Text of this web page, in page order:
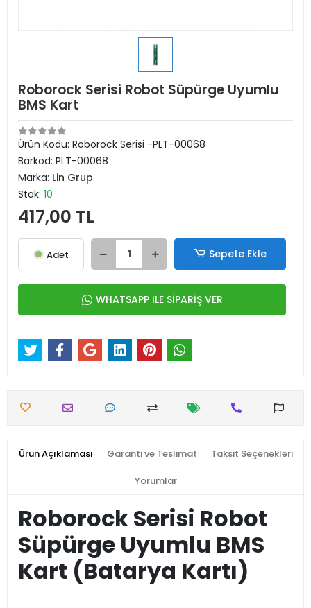
Roborock Serisi Robot Süpürge Uyumlu
BMS Kart
Ürün Kodu: Roborock Serisi -PLT-00068
Barkod: PLT-00068
Marka: Lin Grup
Stok: 10
417,00 TL
Adet Sepete Ekle
WHATSAPP İLE SİPARİŞ VER
Ürün Açıklaması Garanti ve Teslimat Taksit Seçenekleri
Yorumlar
Roborock Serisi Robot
Süpürge Uyumlu BMS
Kart (Batarya Kartı)